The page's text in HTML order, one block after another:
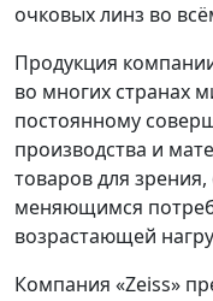
очковых линз во
Продукция
во многих странах
постоянному
производства и
товаров для
меняющимся
возрастающей
Компания «Zeiss»